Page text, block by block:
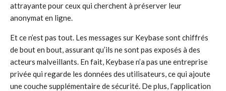
attrayante pour ceux qui cherchent à préserver leur
anonymat en ligne.
Et ce n’est pas tout. Les messages sur Keybase sont chiffrés
de bout en bout, assurant qu’ils ne sont pas exposés à des
acteurs malveillants. En fait, Keybase n’a pas une entreprise
privée qui regarde les données des utilisateurs, ce qui ajoute
une couche supplémentaire de sécurité. De plus, l’application